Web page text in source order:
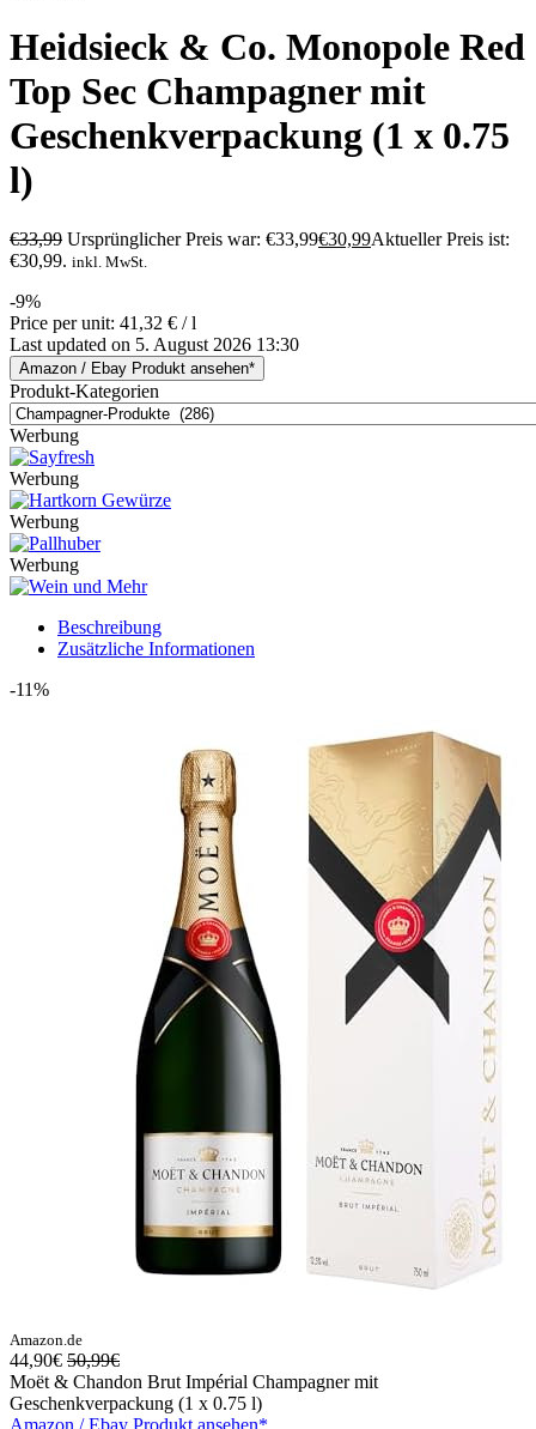
Heidsieck & Co. Monopole Red
Top Sec Champagner mit
Geschenkverpackung (1 x 0.75
l)
€33,99 Ursprünglicher Preis war: €33,99€30,99Aktueller Preis ist:
€30,99. inkl. MwSt.
-9%
Price per unit: 41,32 € / l
Last updated on 5. August 2026 13:30
Amazon / Ebay Produkt ansehen*
Produkt-Kategorien
Werbung
Werbung
Werbung
Werbung
Beschreibung
Zusätzliche Informationen
-11%
Amazon.de
44,90€ 50,99€
Moët & Chandon Brut Impérial Champagner mit
Geschenkverpackung (1 x 0.75 l)
Amazon / Ebay Produkt ansehen*